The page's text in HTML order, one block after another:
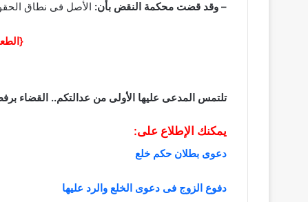
– وقد قضت محكمة النقض بأن: الأصل فى نطاق
{الطعن 1798 لسنـة 62 ق – جلسة 25/6/1998 – مكتب
تلتمس المدعى عليها الأولى من عدالتكم.. القضاء
يمكنك الإطلاع على:
دعوى بطلان حكم خلع
دفوع الزوج فى دعوى الخلع والرد عليها